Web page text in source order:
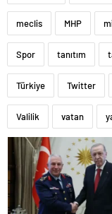
meclis MHP
Spor tanıtım
Türkiye Twitter
Valilik vatan